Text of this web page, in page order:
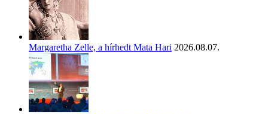
Margaretha Zelle, a hírhedt Mata Hari 2026.08.07.